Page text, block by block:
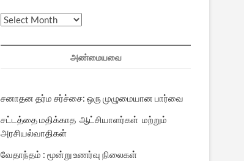
முந்தைய
அண்மையவை
சனாதன தர்ம சர்ச்சை: ஒரு முழுமையான பார்வை
சட்டத்தை மதிக்காத ஆட்சியாளர்கள் மற்றும்
அரசியல்வாதிகள்
வேதாந்தம் : மூன்று உணர்வு நிலைகள்